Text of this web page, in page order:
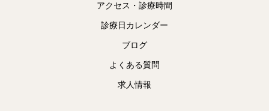
アクセス・診療時間
診療日カレンダー
ブログ
よくある質問
求人情報